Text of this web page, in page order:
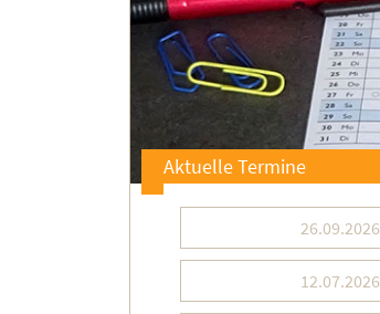
Aktuelle Termine
26.09.2026
12.07.2026